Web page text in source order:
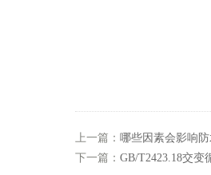
上一篇： 哪些因素会影响
下一篇： GB/T2423.18交变